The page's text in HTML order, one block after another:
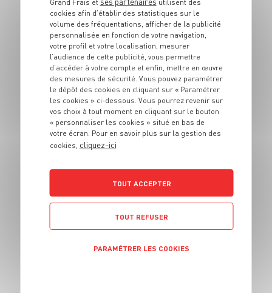
DESSERT
Tiramisu aux
framboises
6 pers.
DESSERT
Grand Frais et
utilisent des
cookies afin d’établir des statistiques sur le
volume des fréquentations, afficher de la publicité
personnalisée en fonction de votre navigation,
votre profil et votre localisation, mesurer
l’audience de cette publicité, vous permettre
d’accéder à votre compte et enfin, mettre en œuvre
des mesures de sécurité. Vous pouvez paramétrer
le dépôt des cookies en cliquant sur « Paramétrer
les cookies » ci-dessous. Vous pourrez revenir sur
vos choix à tout moment en cliquant sur le bouton
« personnaliser les cookies » situé en bas de
votre écran. Pour en savoir plus sur la gestion des
cookies, cliquez-ici
TOUT ACCEPTER
TOUT REFUSER
PARAMÉTRER LES COOKIES